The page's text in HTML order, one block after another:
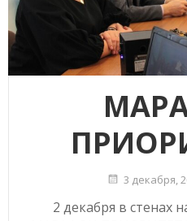
3 декабря,
2 декабря в стенах